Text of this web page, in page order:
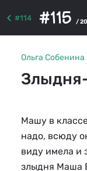
#114 #115 /
Ольга Собенина
Машу в
надо, всюду
виду имела и
злыдня Маша